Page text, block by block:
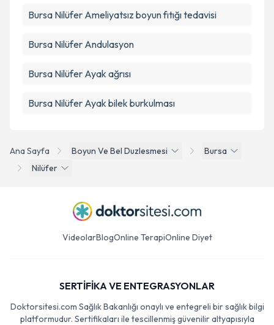
Ana Sayfa Boyun Ve Bel Duzlesmesi
Bursa
Nilüfer
Bursa Nilüfer Ameliyatsız boyun fıtığı tedavisi
Bursa Nilüfer Andulasyon
Bursa Nilüfer Ayak ağrısı
Bursa Nilüfer Ayak bilek burkulması
VideolarBlogOnline TerapiOnline Diyet
SERTİFİKA VE ENTEGRASYONLAR
Doktorsitesi.com Sağlık Bakanlığı onaylı ve entegreli bir sağlık bilgi
platformudur. Sertifikaları ile tescillenmiş güvenilir altyapısıyla